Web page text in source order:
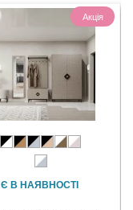
Акція
Є В НАЯВНОСТІ